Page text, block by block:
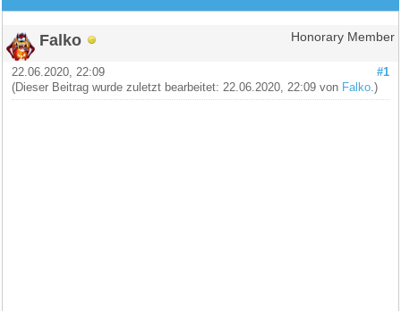
Falko Honorary Member
#1
22.06.2020, 22:09
(Dieser Beitrag wurde zuletzt bearbeitet: 22.06.2020, 22:09 von Falko .)